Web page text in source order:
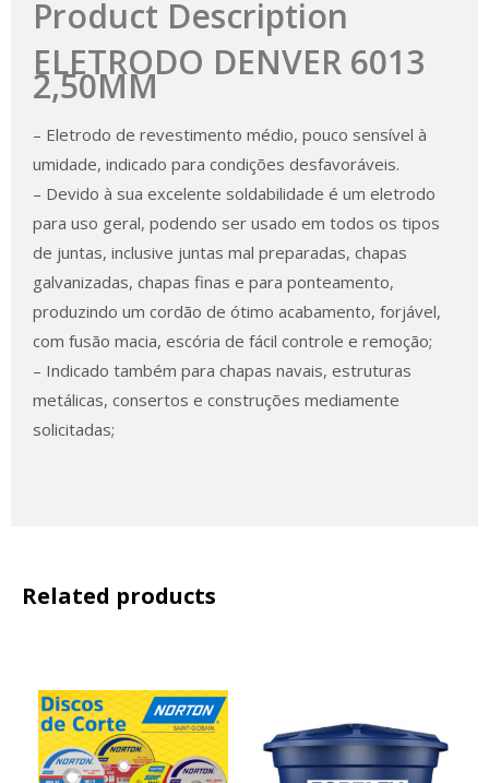
Product Description
ELETRODO DENVER 6013
2,50MM
– Eletrodo de revestimento médio, pouco sensível à
umidade, indicado para condições desfavoráveis.
– Devido à sua excelente soldabilidade é um eletrodo
para uso geral, podendo ser usado em todos os tipos
de juntas, inclusive juntas mal preparadas, chapas
galvanizadas, chapas finas e para ponteamento,
produzindo um cordão de ótimo acabamento, forjável,
com fusão macia, escória de fácil controle e remoção;
– Indicado também para chapas navais, estruturas
metálicas, consertos e construções mediamente
solicitadas;
Related products